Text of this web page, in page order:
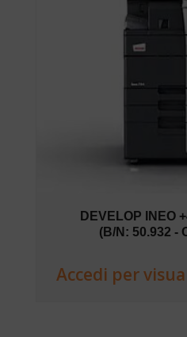
DEVELOP INEO
(B/N: 50.932 -
Accedi per